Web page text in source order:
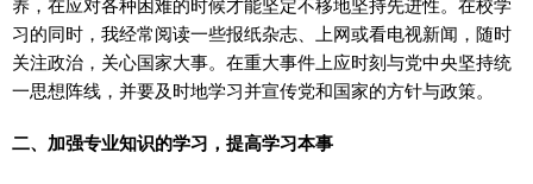
养，在应对各种困难的时候才能坚定不移地坚持先进性。在校学
习的同时，我经常阅读一些报纸杂志、上网或看电视新闻，随时
关注政治，关心国家大事。在重大事件上应时刻与党中央坚持统
一思想阵线，并要及时地学习并宣传党和国家的方针与政策。
二、加强专业知识的学习，提高学习本事